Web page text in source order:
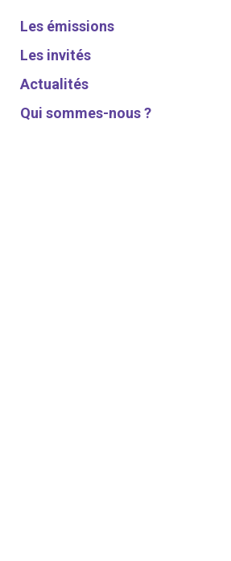
Les émissions
Les invités
Actualités
Qui sommes-nous ?